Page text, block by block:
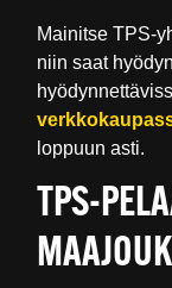
Mainitse TPS-
niin saat
loppuun asti.
TPS-